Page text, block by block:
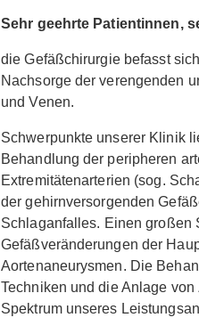
Sehr geehrte Patientinnen,
die Gefäßchirurgie befasst
Nachsorge der verengenden
und Venen.
Schwerpunkte unserer Klinik
Behandlung der peripheren
Extremitätenarterien (sog.
der gehirnversorgenden
Schlaganfalles. Einen großen
Gefäßveränderungen der
Aortenaneurysmen. Die
Techniken und die Anlage
Spektrum unseres